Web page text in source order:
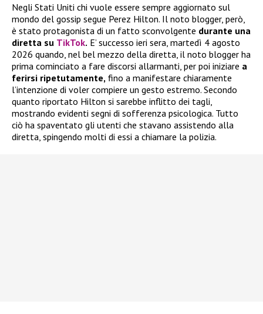
Negli Stati Uniti chi vuole essere sempre aggiornato sul
mondo del gossip segue Perez Hilton. Il noto blogger, però,
è stato protagonista di un fatto sconvolgente durante una
diretta su TikTok. E’ successo ieri sera, martedì 4 agosto
2026 quando, nel bel mezzo della diretta, il noto blogger ha
prima cominciato a fare discorsi allarmanti, per poi iniziare a
ferirsi ripetutamente, fino a manifestare chiaramente
l’intenzione di voler compiere un gesto estremo. Secondo
quanto riportato Hilton si sarebbe inflitto dei tagli,
mostrando evidenti segni di sofferenza psicologica. Tutto
ciò ha spaventato gli utenti che stavano assistendo alla
diretta, spingendo molti di essi a chiamare la polizia.